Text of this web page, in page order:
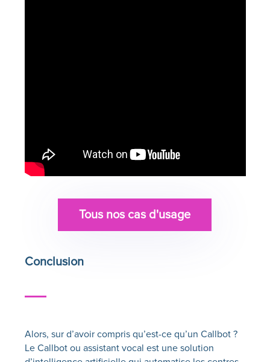
Tous nos cas d'usage
Conclusion
Alors, sur d’avoir compris qu’est-ce qu’un Callbot ?
Le Callbotou assistant vocal est une solution